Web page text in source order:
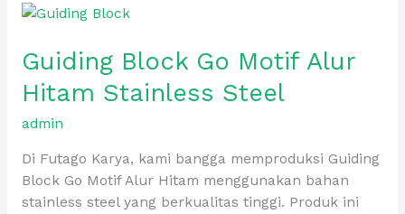
Guiding Block Go Motif Alur
Hitam Stainless Steel
admin
Di Futago Karya, kami bangga memproduksi Guiding
Block Go Motif Alur Hitam menggunakan bahan
stainless steel yang berkualitas tinggi. Produk ini
Guiding
Go
Alur
Hitam
Steel